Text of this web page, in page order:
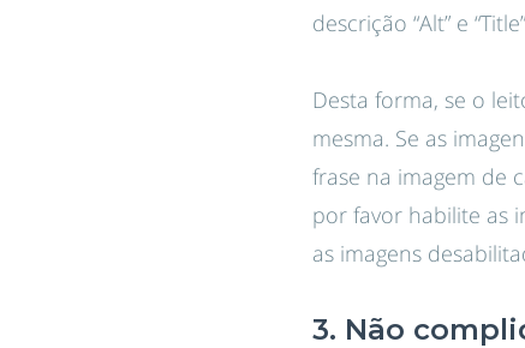
descrição “Alt” e
Desta forma, se o
mesma. Se as
frase na imagem de
por favor habilite as
as imagens
3. Não